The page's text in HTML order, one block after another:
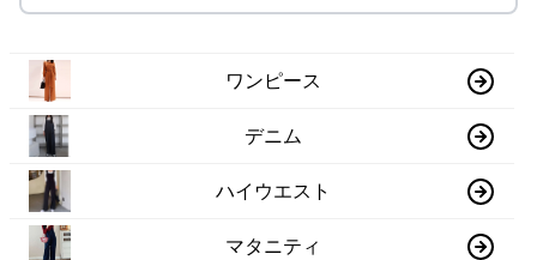
ワンピース
デニム
ハイウエスト
マタニティ